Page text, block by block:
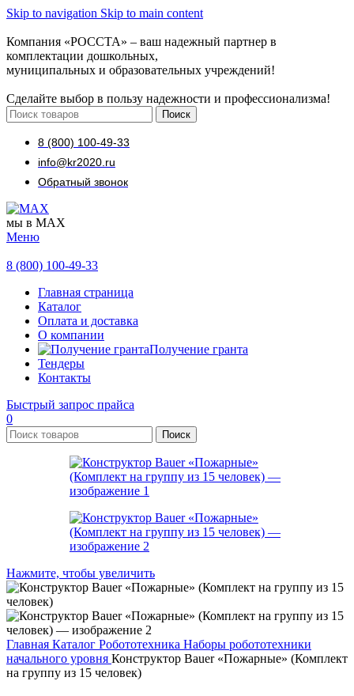
Skip to navigation Skip to main content
Компания «РОССТА» – ваш надежный партнер в
комплектации дошкольных,
муниципальных и образовательных учреждений!
Сделайте выбор в пользу надежности и профессионализма!
Поиск
8 (800) 100-49-33
info@kr2020.ru
Обратный звонок
мы в MAX
Меню
8 (800) 100-49-33
Главная страница
Каталог
Оплата и доставка
О компании
Получение гранта
Тендеры
Контакты
Быстрый запрос прайса
0
Поиск
Нажмите, чтобы увеличить
Главная Каталог Робототехника Наборы робототехники
начального уровня Конструктор Bauer «Пожарные» (Комплект
на группу из 15 человек)